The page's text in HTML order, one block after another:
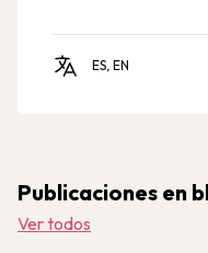
ES, EN
Publicaciones en
Ver todos